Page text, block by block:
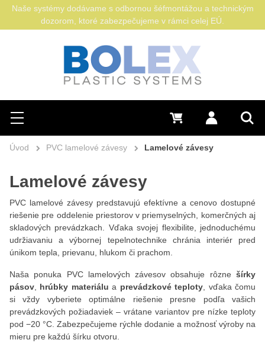
Hľadať
Menu Prihlásiť sa
0 €
Naše systémy dodávame s odbornou šéfmontážou a technickým
dozorom, ktoré zabezpečujeme v rámci celej EÚ.
Úvod PVC lamelové závesy Lamelové závesy
Lamelové závesy
PVC lamelové závesy predstavujú efektívne a cenovo dostupné
riešenie pre oddelenie priestorov v priemyselných, komerčných aj
skladových prevádzkach. Vďaka svojej flexibilite, jednoduchému
udržiavaniu a výbornej tepelnotechnike chránia interiér pred
únikom tepla, prievanu, hlukom či prachom.
Naša ponuka PVC lamelových závesov obsahuje rôzne šírky
pásov
hrúbky materiálu a prevádzkové teploty , vďaka čomu
si vždy vyberiete optimálne riešenie presne podľa vašich
prevádzkových požiadaviek – vrátane variantov pre nízke teploty
pod −20 °C. Zabezpečujeme rýchle dodanie a možnosť výroby na
mieru pre každú šírku otvoru.